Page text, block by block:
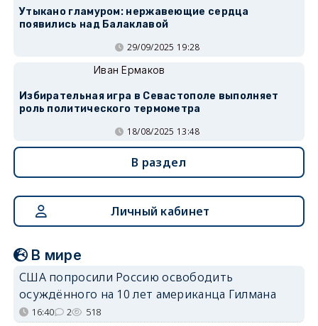
Утыкано гламуром: нержавеющие сердца
появились над Балаклавой
29/09/2025 19:28
Иван Ермаков
Избирательная игра в Севастополе выполняет
роль политического термометра
18/08/2025 13:48
В раздел
Личный кабинет
В мире
США попросили Россию освободить
осуждённого на 10 лет американца Гилмана
16:40 2 518